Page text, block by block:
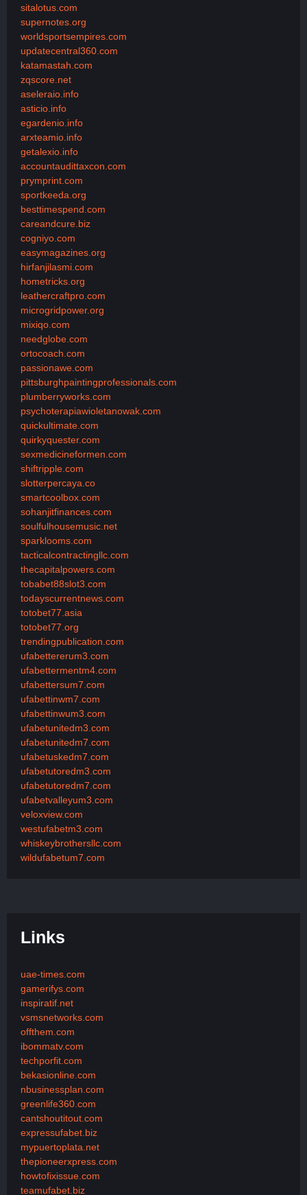
sitalotus.com
supernotes.org
worldsportsempires.com
updatecentral360.com
katamastah.com
zqscore.net
aseleraio.info
asticio.info
egardenio.info
arxteamio.info
getalexio.info
accountaudittaxcon.com
prymprint.com
sportkeeda.org
besttimespend.com
careandcure.biz
cogniyo.com
easymagazines.org
hirfanjilasmi.com
hometricks.org
leathercraftpro.com
microgridpower.org
mixiqo.com
needglobe.com
ortocoach.com
passionawe.com
pittsburghpaintingprofessionals.com
plumberryworks.com
psychoterapiawioletanowak.com
quickultimate.com
quirkyquester.com
sexmedicineformen.com
shiftripple.com
slotterpercaya.co
smartcoolbox.com
sohanjitfinances.com
soulfulhousemusic.net
sparklooms.com
tacticalcontractingllc.com
thecapitalpowers.com
tobabet88slot3.com
todayscurrentnews.com
totobet77.asia
totobet77.org
trendingpublication.com
ufabettererum3.com
ufabettermentm4.com
ufabettersum7.com
ufabettinwm7.com
ufabettinwum3.com
ufabetunitedm3.com
ufabetunitedm7.com
ufabetuskedm7.com
ufabetutoredm3.com
ufabetutoredm7.com
ufabetvalleyum3.com
veloxview.com
westufabetm3.com
whiskeybrothersllc.com
wildufabetum7.com
Links
uae-times.com
gamerifys.com
inspiratif.net
vsmsnetworks.com
offthem.com
ibommatv.com
techporfit.com
bekasionline.com
nbusinessplan.com
greenlife360.com
cantshoutitout.com
expressufabet.biz
mypuertoplata.net
thepioneerxpress.com
howtofixissue.com
teamufabet.biz